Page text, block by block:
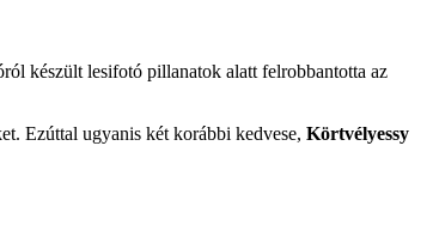
készült lesifotó pillanatok alatt felrobbantotta az
Ezúttal ugyanis két korábbi kedvese, Körtvélyessy